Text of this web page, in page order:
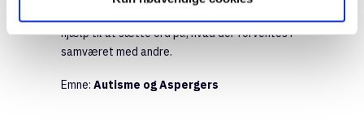
hjælp til at sætte ord på, hvad der forventes i
samværet med andre.
Emne: Autisme og Aspergers